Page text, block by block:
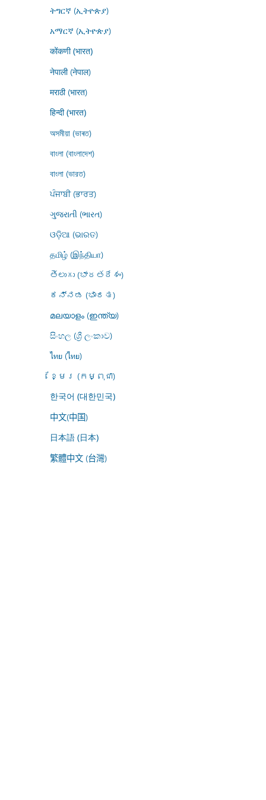
ትግርኛ (ኢትዮጵያ)
አማርኛ (ኢትዮጵያ)
कोंकणी (भारत)
नेपाली (नेपाल)
मराठी (भारत)
हिन्दी (भारत)
অসমীয়া (ভাৰত)
বাংলা (বাংলাদেশ)
বাংলা (ভারত)
ਪੰਜਾਬੀ (ਭਾਰਤ)
ગુજરાતી (ભારત)
ଓଡ଼ିଆ (ଭାରତ)
தமிழ் (இந்தியா)
తెలుగు (భారతదేశం)
ಕನ್ನಡ (ಭಾರತ)
മലയാളം (ഇന്ത്യ)
සිංහල (ශ්‍රී ලංකාව)
ไทย (ไทย)
ខ្មែរ (កម្ពុជា)
한국어 (대한민국)
中文(中国)
日本語 (日本)
繁體中文 (台灣)